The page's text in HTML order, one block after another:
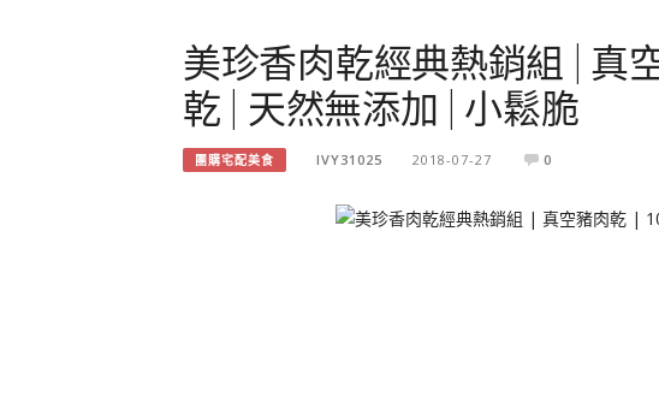
美珍香肉乾經典熱銷組 | 真
乾 | 天然無添加 | 小鬆脆
團購宅配美食 IVY31025 2018-07-27 0